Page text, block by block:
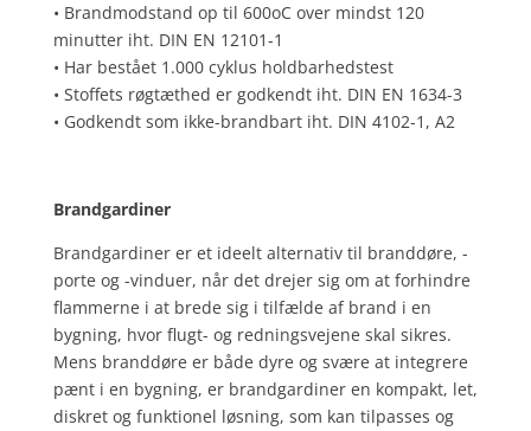
• Brandmodstand op til 600oC over mindst 120
minutter iht. DIN EN 12101-1
• Har bestået 1.000 cyklus holdbarhedstest
• Stoffets røgtæthed er godkendt iht. DIN EN 1634-3
• Godkendt som ikke-brandbart iht. DIN 4102-1, A2
Brandgardiner
Brandgardiner er et ideelt alternativ til branddøre, -
porte og -vinduer, når det drejer sig om at forhindre
flammerne i at brede sig i tilfælde af brand i en
bygning, hvor flugt- og redningsvejene skal sikres.
Mens branddøre er både dyre og svære at integrere
pænt i en bygning, er brandgardiner en kompakt, let,
diskret og funktionel løsning, som kan tilpasses og